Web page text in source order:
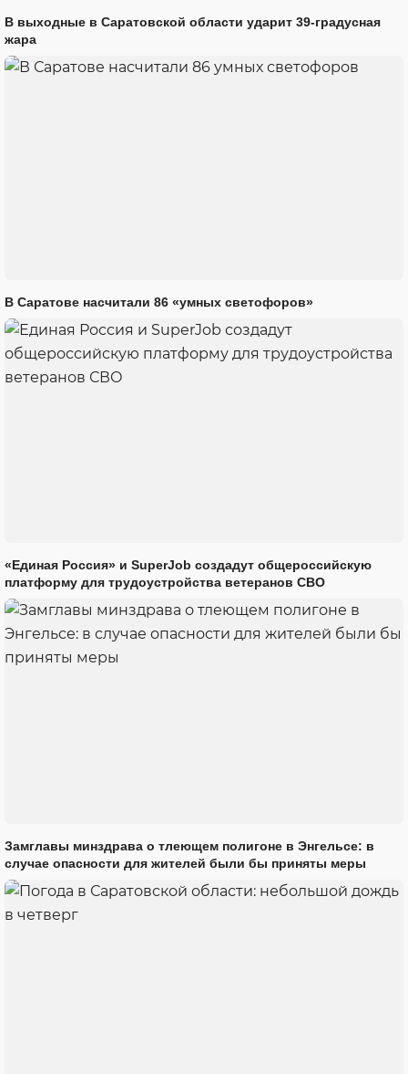
В выходные в Саратовской области ударит 39-градусная
жара
В Саратове насчитали 86 «умных светофоров»
«Единая Россия» и SuperJob создадут общероссийскую
платформу для трудоустройства ветеранов СВО
Замглавы минздрава о тлеющем полигоне в Энгельсе: в
случае опасности для жителей были бы приняты меры